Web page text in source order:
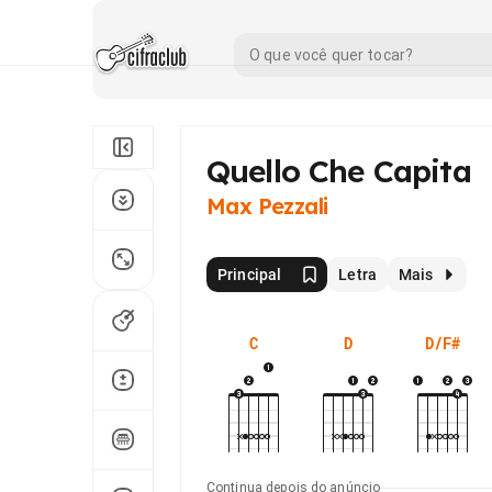
Quello Che Capita
Max Pezzali
Principal Letra Mais
C D D/F#
Continua depois do anúncio